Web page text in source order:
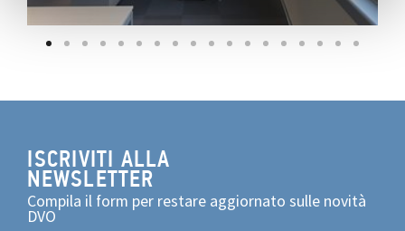
ISCRIVITI ALLA
NEWSLETTER
Compila il form per restare aggiornato sulle novità
DVO